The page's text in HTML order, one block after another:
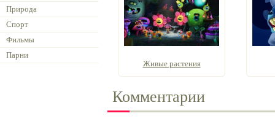
Природа
Спорт
Фильмы
Парни
Живые растения
Комментарии